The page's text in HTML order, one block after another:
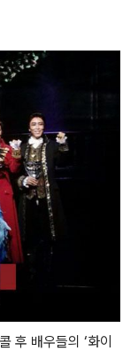
후 배우들의 ‘화이